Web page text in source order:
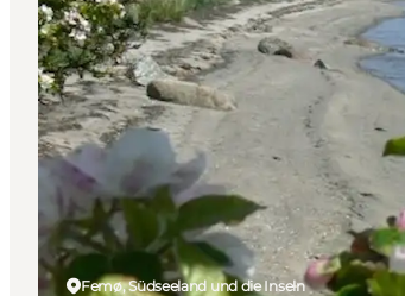
Femø, Südseeland und die Inseln